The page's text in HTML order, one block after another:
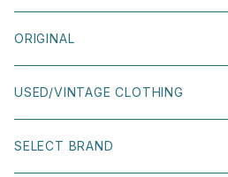
ORIGINAL
TEE
SWEATSHIRT
USED/VINTAGE CLOTHING
TOPS
SELECT BRAND